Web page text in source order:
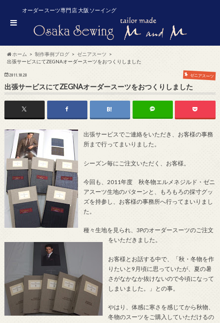
オーダースーツ専門店 大阪ソーイング
ホーム 制作事例ブログ
ゼニアスーツ
出張サービスにてZEGNAオーダースーツをおつくりしました
2011.10.28 ゼニアスーツ
出張サービスにてZEGNAオーダースーツをおつくりしました
出張サービスでご連絡をいただき、お客様の事務
所まで行ってまいりました。
シーズン毎にご注文いただく、お客様。
今回も、2011年度 秋冬物エルメネジルド・ゼニ
アスーツ生地のパターンと、もろもろの採寸グッ
ズを持参し、お客様の事務所へ行ってまいりまし
た。
種々生地を見られ、3Pのオーダースーツのご注文
をいただきました。
お客様とお話する中で、「秋・冬物を作
りたいと9月頃に思っていたが、夏の暑
さがなかなか抜けないので今頃になって
しまいました。」との事。
やはり、体感に寒さを感じてから秋物、
冬物のスーツをご購入していただけるの